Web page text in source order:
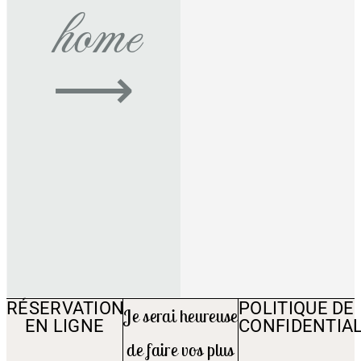
home
⟶
RÉSERVATION
EN LIGNE
Je serai heureuse
de faire vos plus
POLITIQUE DE